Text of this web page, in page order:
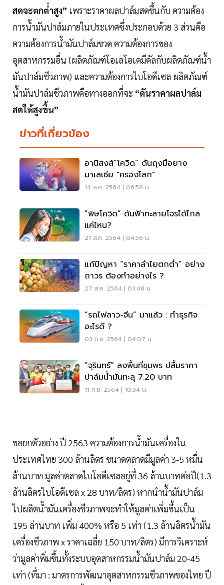
สดจะตกตํ่าสูง” เพราะราคาผลปาล์มสดขึ้นกับ ความต้อง
การนํ้ามันปาล์มภายในประเทศซึ่งประกอบด้วย 3 ส่วนคือ
ความต้องการนํ้ามันปาล์มขวด ความต้องการของ
อุตสาหกรรมอื่น (ผลิตภัณฑ์โอเลโอเคมีคัลกับผลิตภัณฑ์นํ้า
มันปาล์มชีวภาพ) และความต้องการไบโอดีเซล ผลิตภัณฑ์
นํ้ามันปาล์มชีวภาพคือทางออกที่จะ “ดันราคาผลปาล์ม
สดให้สูงขึ้น”
ข่าวที่เกี่ยวข้อง
อานิสงส์“โควิด” ดันถุงมือยาง
มาเลเซีย "ครองโลก"
14 ส.ค. 2564 | 06:58 น.
“พิษโควิด” ดันฟ้าทะลายโจรได้ไกล
แค่ไหน?
21 ส.ค. 2564 | 04:56 น.
แก้ปัญหา “ราคาลำไยตกต่ำ” อย่าง
ถาวร ต้องทำอย่างไร ?
27 ส.ค. 2564 | 03:48 น.
“รถไฟลาว-จีน” มาแล้ว : ทำธุรกิจ
อะไรดี ?
03 ก.ย. 2564 | 04:07 น.
“จุรินทร์” ลงพื้นที่ชุมพร ปลื้มราคา
ปาล์มน้ำมันทะลุ 7.20 บาท
11 ก.ย. 2564 | 10:34 น.
ขอยกตัวอย่าง ปี 2563 ความต้องการนํ้ามันเครื่องใน
ประเทศไทย 300 ล้านลิตร ขนาดตลาดมีมูลค่า 3-5 หมื่น
ล้านบาท มูลค่าตลาดไบโอดีเซลอยู่ที่ 36 ล้านบาทต่อปี(1.3
ล้านลิตรไบโอดีเซล x 28 บาท/ลิตร) หากนำนํ้ามันปาล์ม
ไปผลิตนํ้ามันเครื่องชีวภาพจะทำให้มูลค่าเพิ่มขึ้นเป็น
195 ล่านบาท เพิ่ม 400% หรือ 5 เท่า (1.3 ล้านลิตรนํ้ามัน
เครื่องชีวภาพ x ราคาเฉลี่ย 150 บาท/ลิตร) มีการวิเคราะห์
ว่ามูลค่าพิ่มขึ้นทั้งระบบอุตสาหกรรมนํ้ามันปาล์ม 20-45
เท่า (ที่มา : มาตรการพัฒนาอุตสาหกรรมชีวภาพของไทย ปี